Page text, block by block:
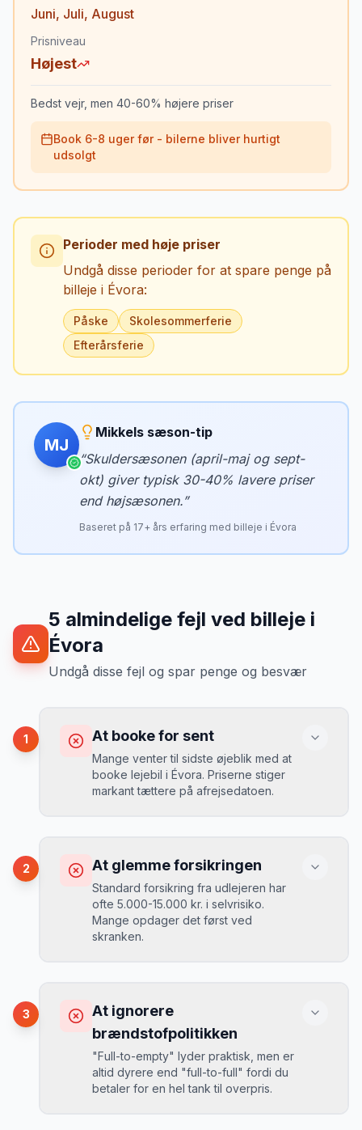
Juni, Juli, August
Prisniveau
Højest
Bedst vejr, men 40-60% højere priser
Book 6-8 uger før - bilerne bliver hurtigt
udsolgt
Perioder med høje priser
Undgå disse perioder for at spare penge på
billeje i Évora:
Påske
Skolesommerferie
Efterårsferie
MJ
Mikkels sæson-tip
“Skuldersæsonen (april-maj og sept-
okt) giver typisk 30-40% lavere priser
end højsæsonen.”
Baseret på 17+ års erfaring med billeje i Évora
5 almindelige fejl ved billeje i
Évora
Undgå disse fejl og spar penge og besvær
1 At booke for sent
Mange venter til sidste øjeblik med at
booke lejebil i Évora. Priserne stiger
markant tættere på afrejsedatoen.
Du betaler 30-50% mere, og de bedste
biler er udsolgt.
Løsning
MJ
Mikkels erfaring
“I august 2024 så jeg priserne i Évora
stige fra 189 kr/dag til 349 kr/dag på
bare 2 uger. Book tidligt! ”
2 At glemme forsikringen
Standard forsikring fra udlejeren har
ofte 5.000-15.000 kr. i selvrisiko.
Mange opdager det først ved
skranken.
Ved selv en mindre skade kan du blive
opkrævet tusindvis af kroner.
Løsning
Book altid med fuld kaskoforsikring uden
3
At ignorere
brændstofpolitikken
"Full-to-empty" lyder praktisk, men er
altid dyrere end "full-to-full" fordi du
betaler for en hel tank til overpris.